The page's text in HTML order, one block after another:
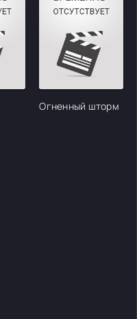
Огненный шторм